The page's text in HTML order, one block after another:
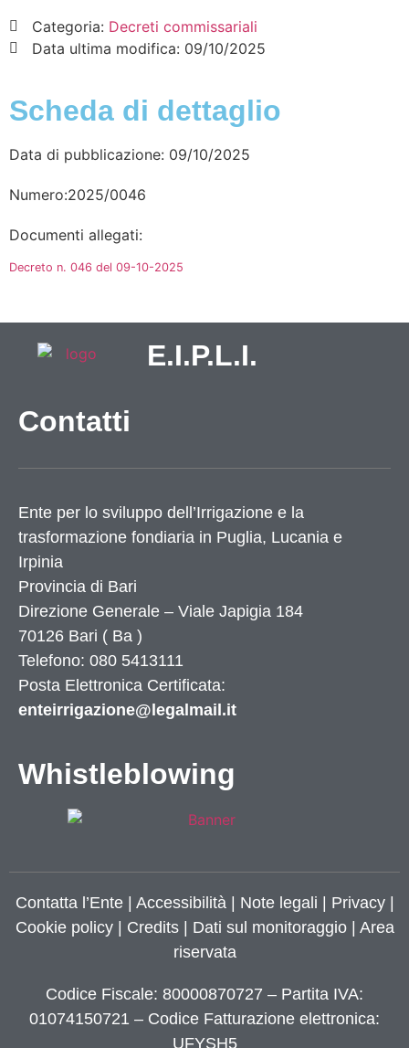
Categoria: Decreti commissariali
Data ultima modifica: 09/10/2025
Scheda di dettaglio
Data di pubblicazione: 09/10/2025
Numero:2025/0046
Documenti allegati:
Decreto n. 046 del 09-10-2025
E.I.P.L.I.
Contatti
Ente per lo sviluppo dell’Irrigazione e la
trasformazione fondiaria in Puglia, Lucania e
Irpinia
Provincia di Bari
Direzione Generale – Viale Japigia 184
70126 Bari ( Ba )
Telefono: 080 5413111
Posta Elettronica Certificata:
enteirrigazione@legalmail.it
Whistleblowing
Contatta l’Ente| Accessibilità| Note legali Privacy|
Cookie policy| Credits| Dati sul monitoraggio | Area
riservata
Codice Fiscale: 80000870727 – Partita IVA:
01074150721 – Codice Fatturazione elettronica:
UFYSH5